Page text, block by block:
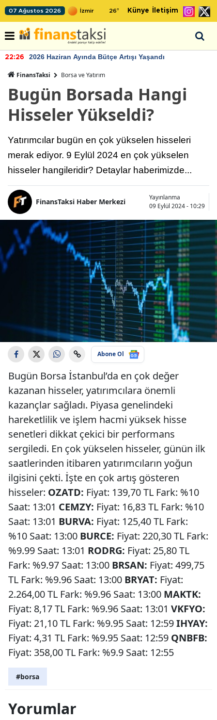
07 Ağustos 2026 26° Künye İletişim
22:26 2026 Haziran Ayında Bütçe Artışı Yaşandı
FinansTaksi Borsa ve Yatırım
Bugün Borsada Hangi
Hisseler Yükseldi?
Yatırımcılar bugün en çok yükselen hisseleri
merak ediyor. 9 Eylül 2024 en çok yükselen
hisseler hangileridir? Detaylar haberimizde...
FinansTaksi Haber Merkezi
Yayınlanma
09 Eylül 2024 - 10:29
Abone Ol
Bugün Borsa İstanbul’da en çok değer
kazanan hisseler, yatırımcılara önemli
kazançlar sağladı. Piyasa genelindeki
hareketlilik ve işlem hacmi yüksek hisse
senetleri dikkat çekici bir performans
sergiledi. En çok yükselen hisseler, günün ilk
saatlerinden itibaren yatırımcıların yoğun
ilgisini çekti. İşte en çok artış gösteren
hisseler: OZATD: Fiyat: 139,70 TL Fark: %10
Saat: 13:01 CEMZY: Fiyat: 16,83 TL Fark: %10
Saat: 13:01 BURVA: Fiyat: 125,40 TL Fark:
%10 Saat: 13:00 BURCE: Fiyat: 220,30 TL Fark:
%9.99 Saat: 13:01 RODRG: Fiyat: 25,80 TL
Fark: %9.97 Saat: 13:00 BRSAN: Fiyat: 499,75
TL Fark: %9.96 Saat: 13:00 BRYAT: Fiyat:
2.264,00 TL Fark: %9.96 Saat: 13:00 MAKTK:
Fiyat: 8,17 TL Fark: %9.96 Saat: 13:01 VKFYO:
Fiyat: 21,10 TL Fark: %9.95 Saat: 12:59IHYAY:
Fiyat: 4,31 TL Fark: %9.95 Saat: 12:59 QNBFB:
Fiyat: 358,00 TL Fark: %9.9 Saat: 12:55
#borsa
Yorumlar